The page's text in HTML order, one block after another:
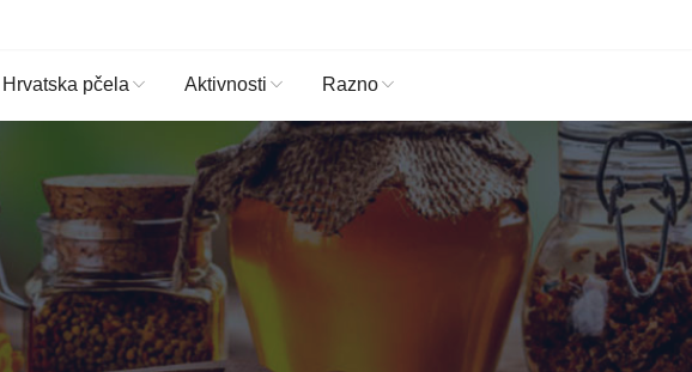
Hrvatska pčela Aktivnosti Razno